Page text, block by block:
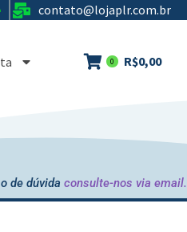
contato@lojaplr.com.br
R$0,00
0
de dúvida consulte-nos via email.